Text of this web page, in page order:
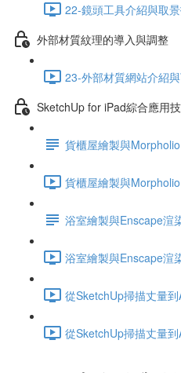
22-鏡頭工具介紹與取
外部材質紋理的導入與調整
23-外部材質網站介紹
SketchUp for iPad綜合應用
貨櫃屋繪製與
貨櫃屋繪製與
浴室繪製與Enscape渲
浴室繪製與Enscape渲
從SketchUp掃描丈量
從SketchUp掃描丈量